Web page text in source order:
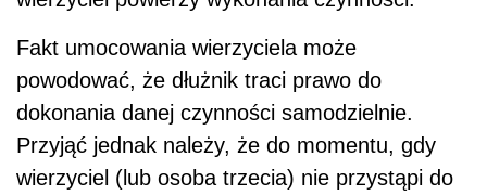
Fakt umocowania wierzyciela może
powodować, że dłużnik traci prawo do
dokonania danej czynności samodzielnie.
Przyjąć jednak należy, że do momentu, gdy
wierzyciel (lub osoba trzecia) nie przystąpi do